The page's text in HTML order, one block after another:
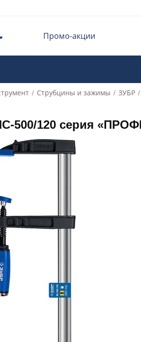
Промо-акции
/ Струбцины и зажимы / ЗУБР /
500/120 серия